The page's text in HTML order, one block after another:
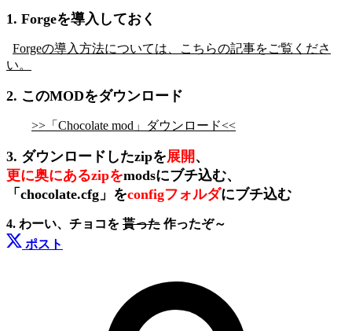
1. Forgeを導入しておく
Forgeの導入方法については、こちらの記事をご覧くださ
い。
2. このMODをダウンロード
>>「Chocolate mod」ダウンロード<<
3. ダウンロードしたzipを展開、
更に奥にあるzipをmodsにブチ込む、
「chocolate.cfg」をconfigフォルダにブチ込む
4. わーい、チョコを 貰った 作ったぞ～
ポスト